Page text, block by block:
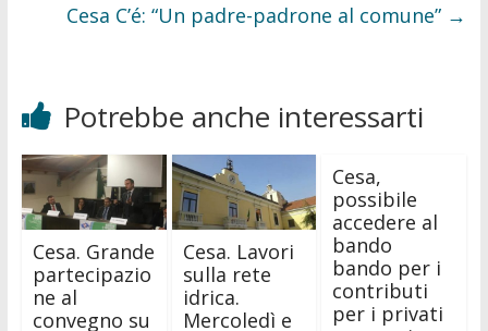
Cesa C’é: “Un padre-padrone al comune” →
Potrebbe anche interessarti
Cesa. Grande
partecipazio
ne al
convegno su
Cesa. Lavori
sulla rete
idrica.
Mercoledì e
Cesa,
possibile
accedere al
bando
bando per i
contributi
per i privati